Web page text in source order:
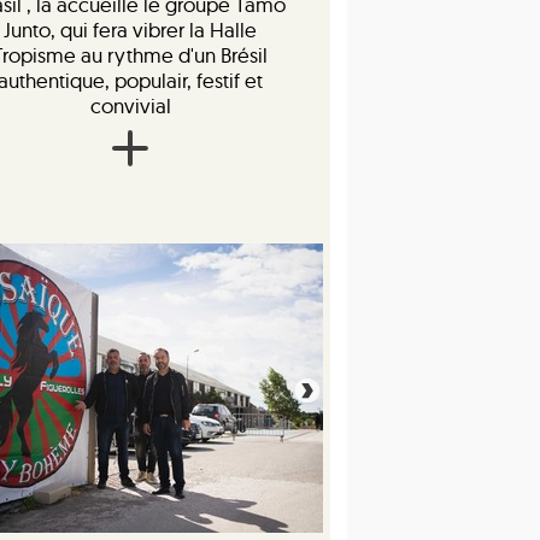
Junto, qui fera vibrer la Halle
au rythme d'un Brésil
populair, festif et
convivial